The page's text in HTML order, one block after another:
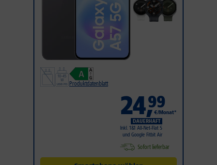
Produktdatenblatt
24,99
€/Monat*
DAUERHAFT
Inkl. 1&1 All-Net-Flat S
und Google Fitbit Air
Sofort lieferbar